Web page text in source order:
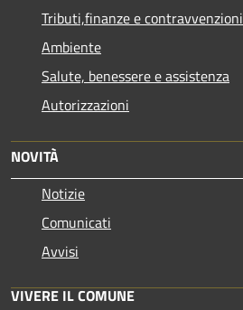
Tributi,finanze e contravvenzioni
Ambiente
Salute, benessere e assistenza
Autorizzazioni
NOVITÀ
Notizie
Comunicati
Avvisi
VIVERE IL COMUNE